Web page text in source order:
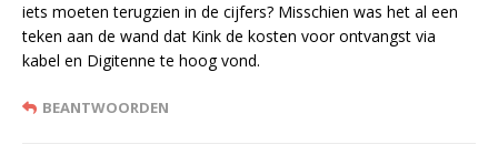
iets moeten terugzien in de cijfers? Misschien was het al een
teken aan de wand dat Kink de kosten voor ontvangst via
kabel en Digitenne te hoog vond.
BEANTWOORDEN